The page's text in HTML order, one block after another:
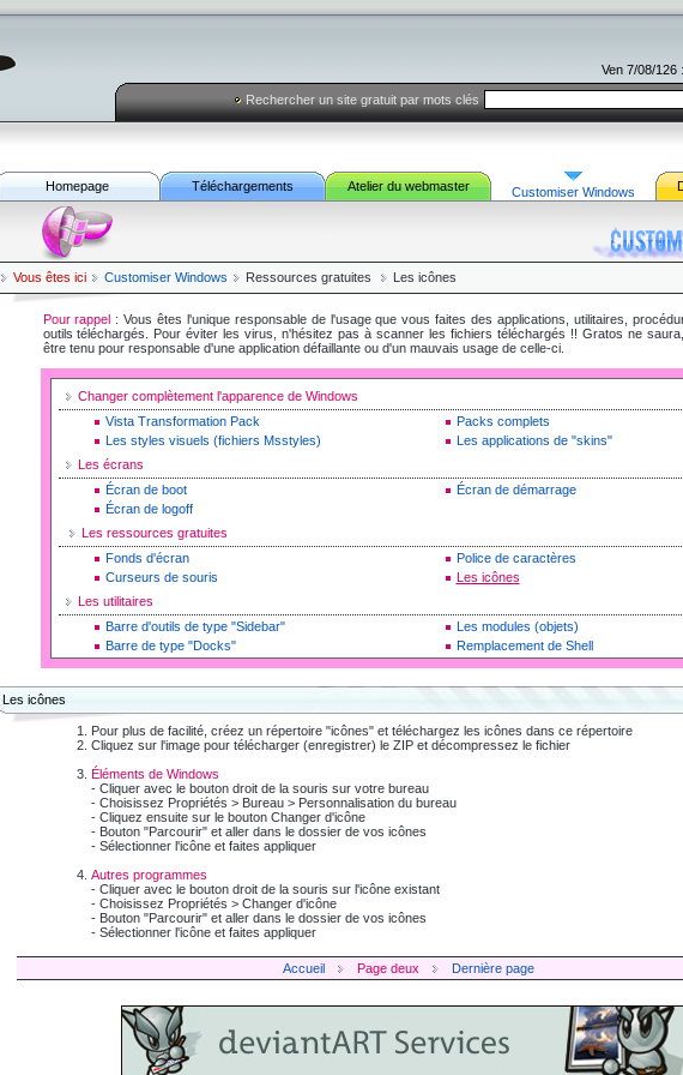
Ven 7/08/126 :
Rechercher un site gratuit par mots clés
Homepage Téléchargements Atelier du webmaster Customiser Windows
Vous êtes ici Customiser Windows Ressources gratuites Les icônes
Pour rappel : Vous êtes l'unique responsable de l'usage que vous faites des applications, utilitaires,
outils téléchargés. Pour éviter les virus, n'hésitez pas à scanner les fichiers téléchargés !! Gratos ne
être tenu pour responsable d'une application défaillante ou d'un mauvais usage de celle-ci.
Changer complètement l'apparence de Windows
Vista Transformation Pack
Packs complets
Les styles visuels (fichiers Msstyles)
Les applications de "skins"
Les écrans
Écran de boot
Écran de démarrage
Écran de logoff
Les ressources gratuites
Fonds d'écran
Police de caractères
Curseurs de souris
Les icônes
Les utilitaires
Barre d'outils de type "Sidebar"
Les modules (objets)
Barre de type "Docks"
Remplacement de Shell
Les icônes
Pour plus de facilité, créez un répertoire "icônes"et téléchargez les icônes dans cerépertoire
Cliquez sur l'image pour télécharger (enregistrer) le ZIP et décompressez le fichier
Éléments de Windows
- Cliquer avec le bouton droit de la souris sur votre bureau
- Choisissez Propriétés > Bureau > Personnalisation du bureau
- Cliquez ensuite sur le bouton Changer d'icône
- Bouton "Parcourir" et aller dans le dossier de vos icônes
- Sélectionner l'icône et faites appliquer
Autres programmes
- Cliquer avec le bouton droit de la souris sur l'icône existant
- Choisissez Propriétés > Changer d'icône
- Bouton "Parcourir" et aller dans le dossier de vos icônes
- Sélectionner l'icône et faites appliquer
Accueil Page deux Dernière page